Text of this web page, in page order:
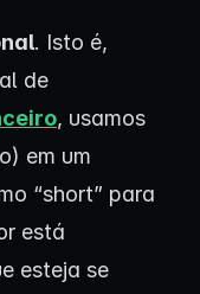
. Isto é,
de
, usamos
em um
“short” para
está
esteja se